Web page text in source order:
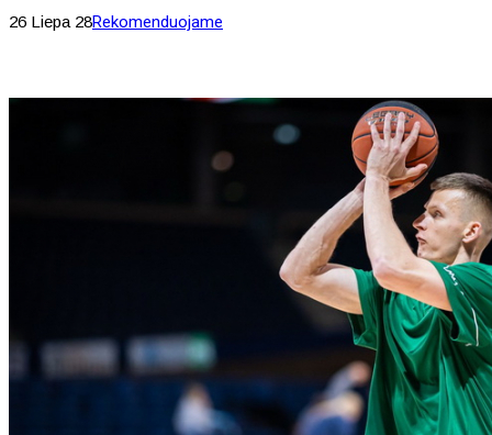
26 Liepa 28Rekomenduojame